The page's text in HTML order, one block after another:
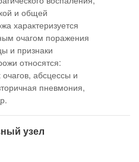
и общей
характеризуется
очагом поражения
и признаки
относятся:
абсцессы и
пневмония,
узел